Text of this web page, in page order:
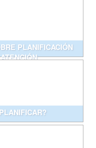
PLANIFICACIÓN